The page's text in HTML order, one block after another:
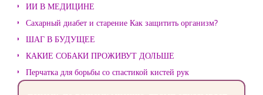
ИИ В МЕДИЦИНЕ
Сахарный диабет и старение Как защитить организм?
ШАГ В БУДУЩЕЕ
КАКИЕ СОБАКИ ПРОЖИВУТ ДОЛЬШЕ
Перчатка для борьбы со спастикой кистей рук